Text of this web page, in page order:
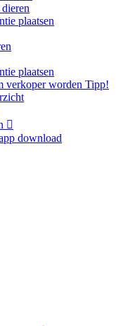
plaatsen
plaatsen
verkoper worden Tipp!

download